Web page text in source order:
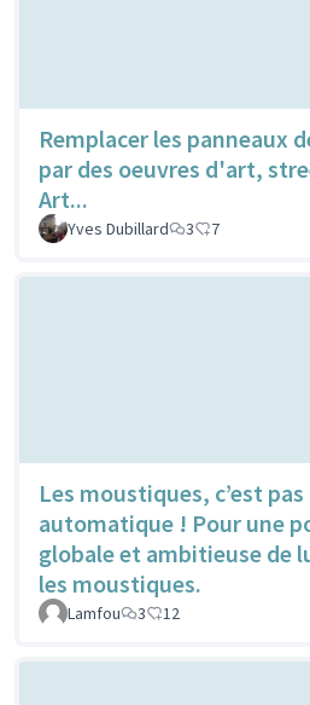
Remplacer les panneaux
par des oeuvres d'art,
Art...
Yves Dubillard 3 7
Les moustiques, c’est pas
automatique ! Pour une
globale et ambitieuse de
les moustiques.
Lamfou 3 12